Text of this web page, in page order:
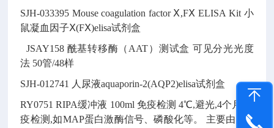
SJH-033395 Mouse coagulation factor Ⅹ,FⅩ ELISA Kit 小
鼠凝血因子Ⅹ(FⅩ)elisa试剂盒
JSAY158 酰基转移酶（AAT）测试盒 可见分光光度
法 50管/48样
SJH-012741
人尿液aquaporin-2(AQP2)elisa试剂盒
RY0751 RIPA缓冲液 100ml 免疫检测 4℃,避光,4个月
疫检测,如MAP蛋白激酶信号、磷酸化等。
主要由Tris-